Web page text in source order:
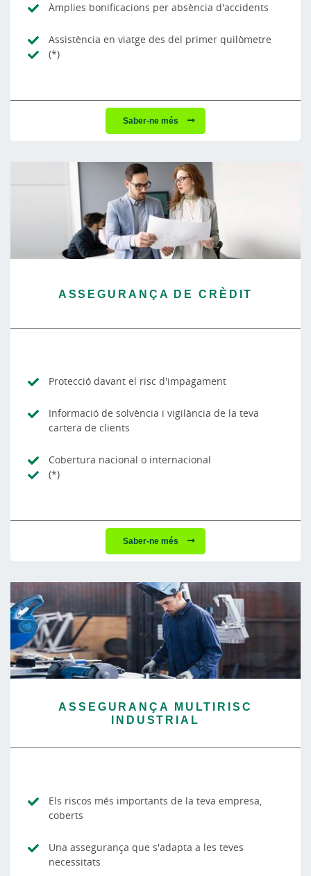
Àmplies bonificacions per absència d'accidents
Assistència en viatge des del primer quilòmetre
(*)
Saber-ne més
ASSEGURANÇA DE CRÈDIT
Protecció davant el risc d'impagament
Informació de solvència i vigilància de la teva
cartera de clients
Cobertura nacional o internacional
(*)
Saber-ne més
ASSEGURANÇA MULTIRISC
INDUSTRIAL
Els riscos més importants de la teva empresa,
coberts
Una assegurança que s'adapta a les teves
necessitats